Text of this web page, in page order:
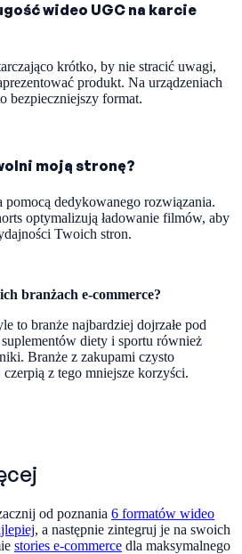
wideo UGC na karcie
krótko, by nie stracić uwagi,
produkt. Na urządzeniach
bezpieczniejszy format.
moją stronę?
pomocą dedykowanego rozwiązania.
optymalizują ładowanie filmów, aby
Twoich stron.
branżach e-commerce?
to branże najbardziej dojrzałe pod
diety i sportu również
Branże z zakupami czysto
z tego mniejsze korzyści.
od poznania 6 formatów wideo
, a następnie zintegruj je na swoich
stories e-commerce dla maksymalnego